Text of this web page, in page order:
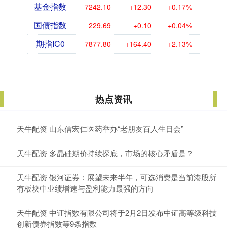
基金指数 7242.10 +12.30 +0.17%
国债指数 229.69 +0.10 +0.04%
期指IC0 7877.80 +164.40 +2.13%
热点资讯
天牛配资 山东信宏仁医药举办“老朋友百人生日会”
天牛配资 多晶硅期价持续探底，市场的核心矛盾是？
天牛配资 银河证券：展望未来半年，可选消费是当前港股所
有板块中业绩增速与盈利能力最强的方向
天牛配资 中证指数有限公司将于2月2日发布中证高等级科技
创新债券指数等9条指数